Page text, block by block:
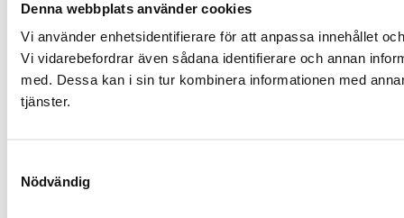
Denna webbplats använder cookies
Vi använder enhetsidentifierare för att anpassa innehållet
Vi vidarebefordrar även sådana identifierare och annan
med. Dessa kan i sin tur kombinera informationen med
tjänster.
Nödvändig